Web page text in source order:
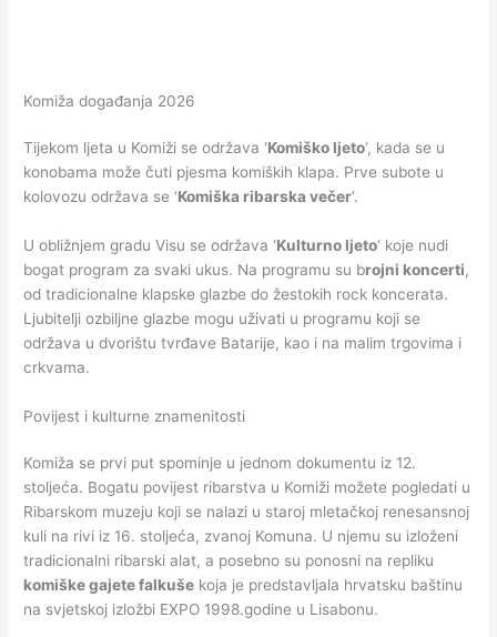
Komiža događanja 2026
Tijekom ljeta u Komiži se održava ‘Komiško ljeto‘, kada se u
konobama može čuti pjesma komiških klapa. Prve subote u
kolovozu održava se ‘Komiška ribarska večer‘.
U obližnjem gradu Visu se održava ‘Kulturno ljeto‘ koje nudi
bogat program za svaki ukus. Na programu su brojni koncerti,
od tradicionalne klapske glazbe do žestokih rock koncerata.
Ljubitelji ozbiljne glazbe mogu uživati u programu koji se
održava u dvorištu tvrđave Batarije, kao i na malim trgovima i
crkvama.
Povijest i kulturne znamenitosti
Komiža se prvi put spominje u jednom dokumentu iz 12.
stoljeća. Bogatu povijest ribarstva u Komiži možete pogledati u
Ribarskom muzeju koji se nalazi u staroj mletačkoj renesansnoj
kuli na rivi iz 16. stoljeća, zvanoj Komuna. U njemu su izloženi
tradicionalni ribarski alat, a posebno su ponosni na repliku
komiške gajete falkuše koja je predstavljala hrvatsku baštinu
na svjetskoj izložbi EXPO 1998.godine u Lisabonu.